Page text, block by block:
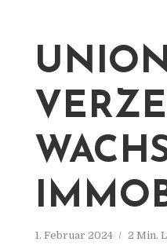
1. Februar 2024 2 Min.